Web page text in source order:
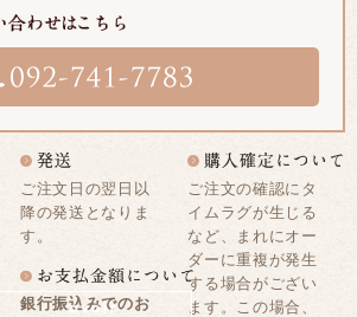
ご注文日の翌日以
降の発送となりま
す。
銀行振込みでのお
ご注文の確認にタ
イムラグが生じる
など、まれにオー
ダーに重複が発生
する場合がござい
ます。この場合、